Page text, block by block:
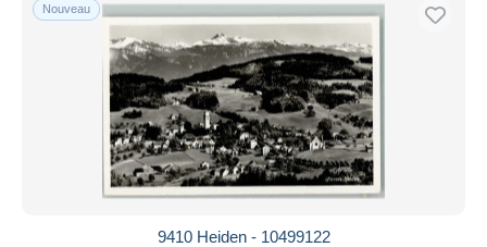
Nouveau
9410 Heiden - 10499122